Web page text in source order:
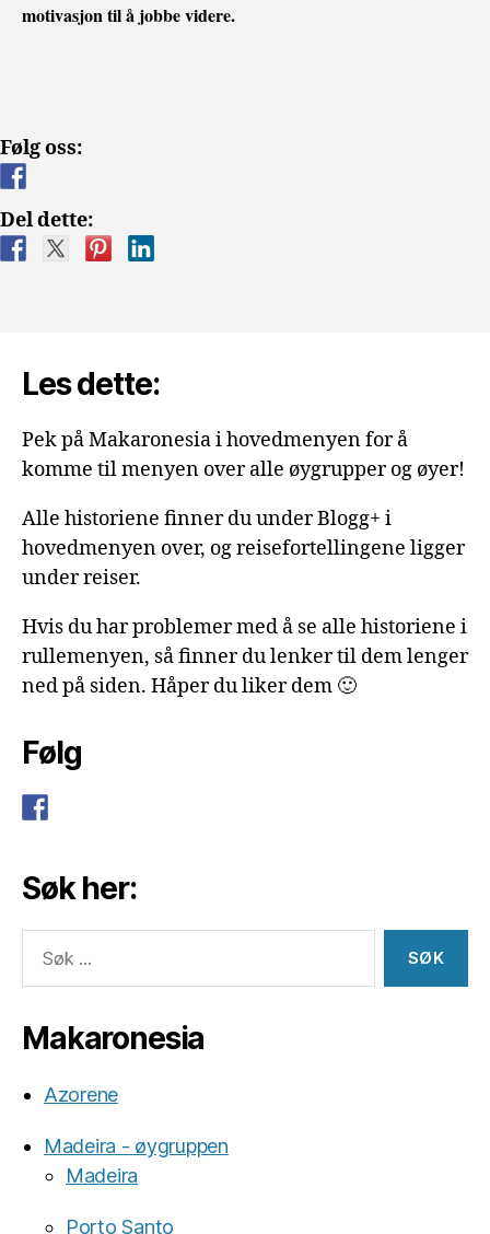
motivasjon til å jobbe videre.
Følg oss:
Del dette:
Les dette:
Pek på Makaronesia i hovedmenyen for å
komme til menyen over alle øygrupper og øyer!
Alle historiene finner du under Blogg+ i
hovedmenyen over, og reisefortellingene ligger
under reiser.
Hvis du har problemer med å se alle historiene i
rullemenyen, så finner du lenker til dem lenger
ned på siden. Håper du liker dem 🙂
Følg
Søk her:
etter:
Makaronesia
Azorene
Madeira - øygruppen
Madeira
Porto Santo